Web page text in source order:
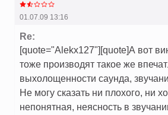
01.07.09 13:16
Re:
[quote="Alekx127"][quote]А вот
тоже производят такое же
выхолощенности саунда,
Не могу сказать ни плохого, ни
непонятная, неясность в